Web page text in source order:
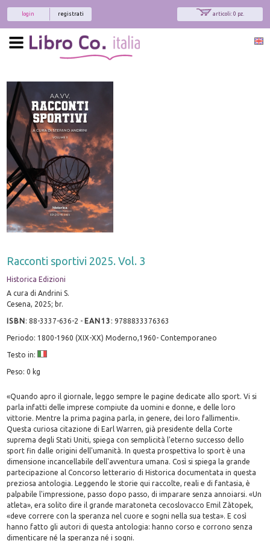
articoli: 0 pz.
registrati
login
Racconti sportivi 2025. Vol. 3
Historica Edizioni
A cura di Andrini S.
Cesena, 2025; br.
ISBN:88-3337-636-2 - EAN13 :9788833376363
Periodo: 1800-1960 (XIX-XX) Moderno,1960- Contemporaneo
Testo in:
Peso: 0 kg
«Quando apro il giornale, leggo sempre le pagine dedicate allo sport. Vi si
parla infatti delle imprese compiute da uomini e donne, e delle loro
vittorie. Mentre la prima pagina parla, in genere, dei loro fallimenti».
Questa curiosa citazione di Earl Warren, già presidente della Corte
suprema degli Stati Uniti, spiega con semplicità l'eterno successo dello
sport fin dalle origini dell'umanità. In questa prospettiva lo sport è una
dimensione incancellabile dell'avventura umana. Così si spiega la grande
partecipazione al Concorso letterario di Historica documentata in questa
preziosa antologia. Leggendo le storie qui raccolte, reali e di fantasia, è
palpabile l'impressione, passo dopo passo, di imparare senza annoiarsi. «Un
atleta», era solito dire il grande maratoneta cecoslovacco Emil Zàtopek,
«deve correre con la speranza nel cuore e sogni nella sua testa». E così
hanno fatto gli autori di questa antologia: hanno corso e corrono senza
dimenticare né la speranza né i sogni.